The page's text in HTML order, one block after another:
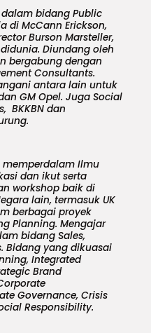
bidang Public
di McCann Erickson,
Burson Marsteller,
Diundang oleh
bergabung dengan
Consultants.
antara lain untuk
GM Opel. Juga Social
BKKBN dan
memperdalam Ilmu
dan ikut serta
workshop baik di
lain, termasuk UK
berbagai proyek
Planning. Mengajar
bidang Sales,
Bidang yang dikuasai
Integrated
Brand
Governance, Crisis
Responsibility.